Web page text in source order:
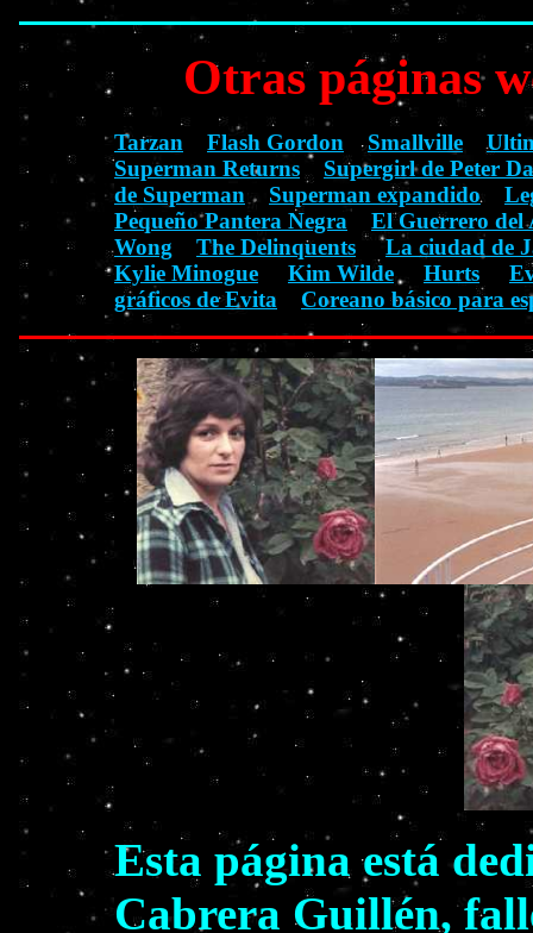
Otras páginas
Tarzan Flash Gordon Smallville
Superman Returns
Supergirl de Peter
de Superman
Superman expandido
Pequeño Pantera Negra
El Guerrero del
Wong
The Delinquents
La ciudad de
Kylie Minogue
Kim Wilde Hurts
gráficos de Evita
Coreano básico para
Esta página está
Cabrera Guillén,